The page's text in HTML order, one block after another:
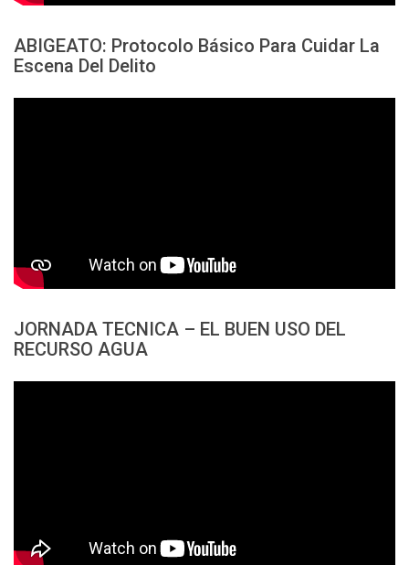
ABIGEATO: Protocolo Básico Para Cuidar La
Escena Del Delito
JORNADA TECNICA – EL BUEN USO DEL
RECURSO AGUA